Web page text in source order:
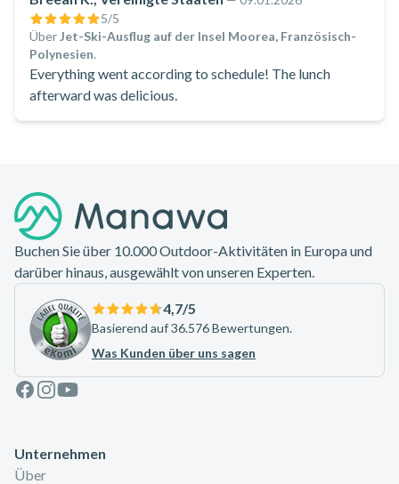
5/5
ÜberJet-Ski-Ausflug auf der Insel Moorea, Französisch-
Polynesien.
Everything went according to schedule! The lunch
afterward was delicious.
Buchen Sie über 10.000 Outdoor-Aktivitäten in Europa und
darüber hinaus, ausgewählt von unseren Experten.
4,7/5
Basierend auf 36.576 Bewertungen.
Was Kunden über uns sagen
Facebook
Instagram
Youtube
Unternehmen
Über